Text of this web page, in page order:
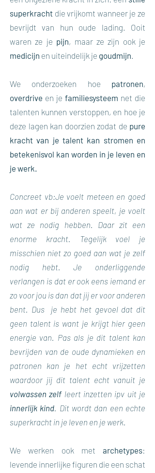
superkracht die vrijkomt wanneer je ze
bevrijdt van hun oude lading. Ooit
waren ze je pijn, maar ze zijn ook je
medicijn en uiteindelijk je goudmijn.
We onderzoeken hoe patronen,
overdrive en je familiesysteem net die
talenten kunnen verstoppen, en hoe je
deze lagen kan doorzien zodat de pure
kracht van je talent kan stromen en
betekenisvol kan worden in je leven en
je werk.
Concreet vb:Je voelt meteen en goed
aan wat er bij anderen speelt, je voelt
wat ze nodig hebben. Daar zit een
enorme kracht. Tegelijk voel je
misschien niet zo goed aan wat je zelf
nodig hebt.Je onderliggende
verlangen is dat er ook eens iemand er
zo voor jou is dan dat jij er voor anderen
bent. Dus je hebt het gevoel dat dit
geen talent is want je krijgt hier geen
energie van. Pas als je dit talent kan
bevrijden van de oude dynamieken en
patronen kan je het echt vrijzetten
waardoor jij dit talent echt vanuit je
volwassen zelfleert inzetten ipv uit je
innerlijk kind. Dit wordt dan een echte
superkracht in je leven en je werk.
We werken ook met archetypes:
levende innerlijke figuren die een schat